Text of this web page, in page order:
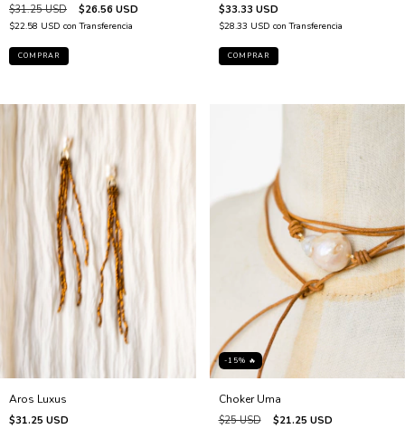
$31.25 USD $26.56 USD
$22.58 USD con Transferencia
$33.33 USD
$28.33 USD con Transferencia
Aros Luxus
$31.25 USD
-15% 🔥
Choker Uma
$25 USD $21.25 USD